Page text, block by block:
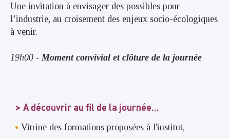
Une invitation à envisager des possibles pour
l’industrie, au croisement des enjeux socio-écologiques
à venir.
19h00 - Moment convivial et clôture de la journée
A découvrir au fil de la journée...
Vitrine des formations proposées à l'institut,